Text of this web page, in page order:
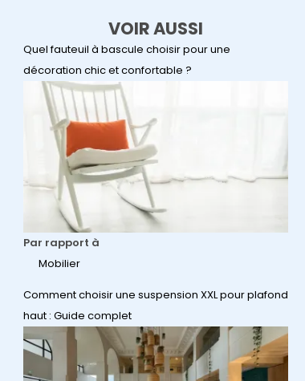
VOIR AUSSI
Quel fauteuil à bascule choisir pour une
décoration chic et confortable ?
Par rapport à
Mobilier
Comment choisir une suspension XXL pour plafond
haut : Guide complet